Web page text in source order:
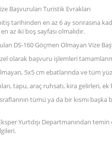
Başvuruları Turistik Evrakları
tarihinden en az 6 ay sonrasına
az iki boş sayfası olmalıdır.
DS-160 Göçmen Olmayan Vize
olarak başvuru işlemleri
5x5 cm ebatlarında ve tüm
tapu, araç ruhsatı, kira gelirleri,
tümü ya da bir kısmı
Yurtdışı Departmanından